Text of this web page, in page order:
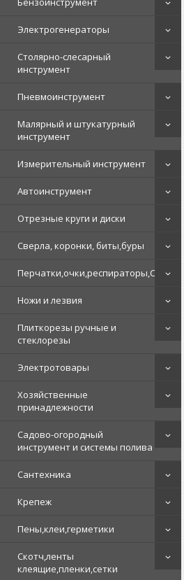
Электрогенераторы
Столярно-слесарный
инструмент
Пневмоинструмент
Малярный и штукатурный
инструмент
Измерительный инструмент
Автоинструмент
Отрезные круги и диски
Сверла, коронки, биты,буры
Перчатки,очки,респираторы,СИЗ
Ножи и лезвия
Плиткорезы ручные и
стеклорезы
Электротовары
Хозяйственные
принадлежности
Садово-огородный
инструмент и системы полива
Сантехника
Крепеж
Пены,клеи,герметики
Скотч,ленты
клеящие,пленки,сетки